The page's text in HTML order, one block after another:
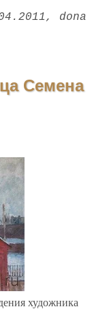
dona
Семена
художника